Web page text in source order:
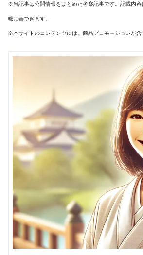
※当記事は公開情報をまとめた考察記事です。記載内
報に基づきます。
※本サイトのコンテンツには、商品プロモーションが含